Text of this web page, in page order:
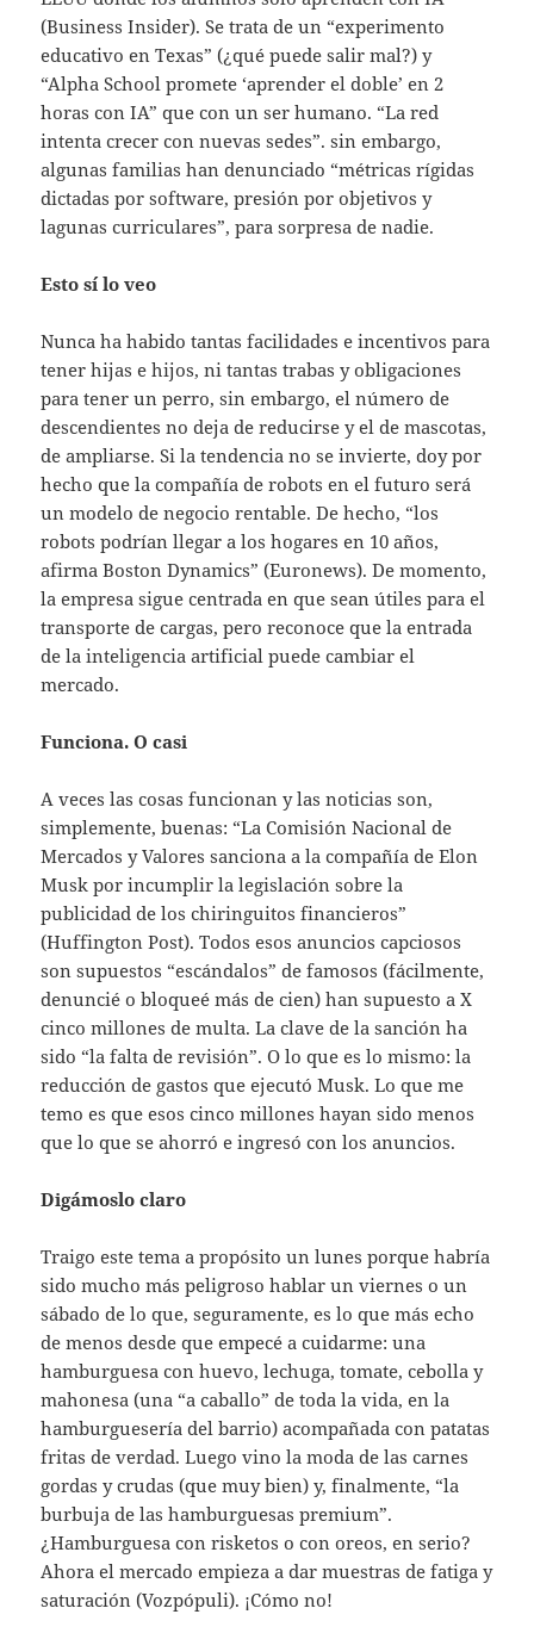
(Business Insider). Se trata de un “experimento
educativo en Texas” (¿qué puede salir mal?) y
“Alpha School promete ‘aprender el doble’ en 2
horas con IA” que con un ser humano. “La red
intenta crecer con nuevas sedes”. sin embargo,
algunas familias han denunciado “métricas rígidas
dictadas por software, presión por objetivos y
lagunas curriculares”, para sorpresa de nadie.
Esto sí lo veo
Nunca ha habido tantas facilidades e incentivos para
tener hijas e hijos, ni tantas trabas y obligaciones
para tener un perro, sin embargo, el número de
descendientes no deja de reducirse y el de mascotas,
de ampliarse. Si la tendencia no se invierte, doy por
hecho que la compañía de robots en el futuro será
un modelo de negocio rentable. De hecho, “los
robots podrían llegar a los hogares en 10 años,
afirma Boston Dynamics” (Euronews). De momento,
la empresa sigue centrada en que sean útiles para el
transporte de cargas, pero reconoce que la entrada
de la inteligencia artificial puede cambiar el
mercado.
Funciona. O casi
A veces las cosas funcionan y las noticias son,
simplemente, buenas: “La Comisión Nacional de
Mercados y Valores sanciona a la compañía de Elon
Musk por incumplir la legislación sobre la
publicidad de los chiringuitos financieros”
(Huffington Post). Todos esos anuncios capciosos
son supuestos “escándalos” de famosos (fácilmente,
denuncié o bloqueé más de cien) han supuesto a X
cinco millones de multa. La clave de la sanción ha
sido “la falta de revisión”. O lo que es lo mismo: la
reducción de gastos que ejecutó Musk. Lo que me
temo es que esos cinco millones hayan sido menos
que lo que se ahorró e ingresó con los anuncios.
Digámoslo claro
Traigo este tema a propósito un lunes porque habría
sido mucho más peligroso hablar un viernes o un
sábado de lo que, seguramente, es lo que más echo
de menos desde que empecé a cuidarme: una
hamburguesa con huevo, lechuga, tomate, cebolla y
mahonesa (una “a caballo” de toda la vida, en la
hamburguesería del barrio) acompañada con patatas
fritas de verdad. Luego vino la moda de las carnes
gordas y crudas (que muy bien) y, finalmente, “la
burbuja de las hamburguesas premium”.
¿Hamburguesa con risketos o con oreos, en serio?
Ahora el mercado empieza a dar muestras de fatiga y
saturación (Vozpópuli). ¡Cómo no!